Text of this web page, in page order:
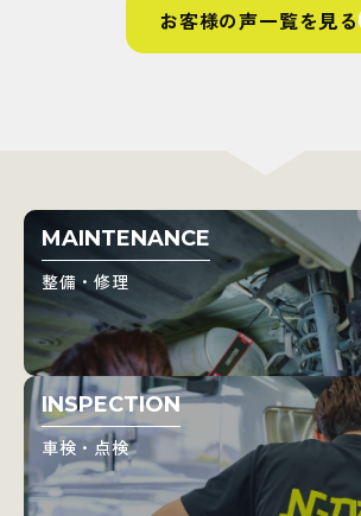
お客様の声一覧を見る
MAINTENANCE
整備・修理
INSPECTION
車検・点検